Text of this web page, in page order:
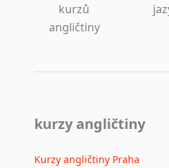
kurzů
angličtiny
kurzy angličtiny
Kurzy angličtiny Praha